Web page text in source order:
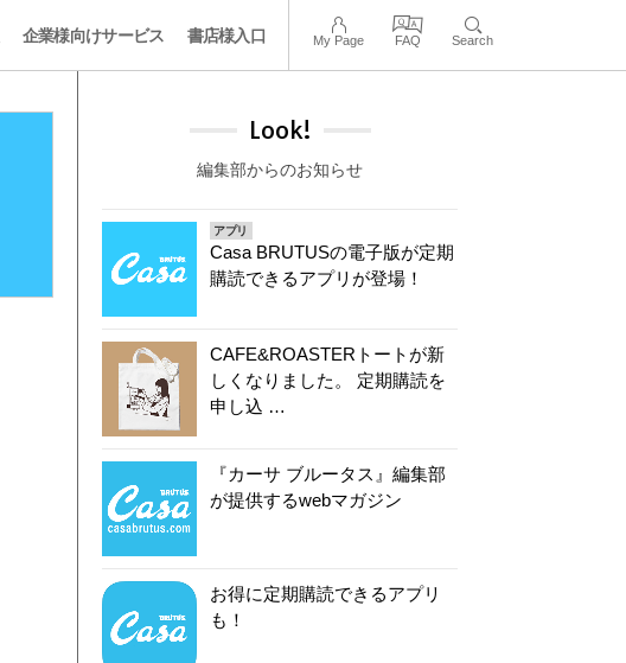
企業様向けサービス 書店様入口 My Page FAQ Search
Look!
編集部からのお知らせ
アプリ
Casa BRUTUSの電子版が定期
購読できるアプリが登場！
CAFE&ROASTERトートが新
しくなりました。 定期購読を
申し込 …
『カーサ ブルータス』編集部
が提供するwebマガジン
お得に定期購読できるアプリ
も！